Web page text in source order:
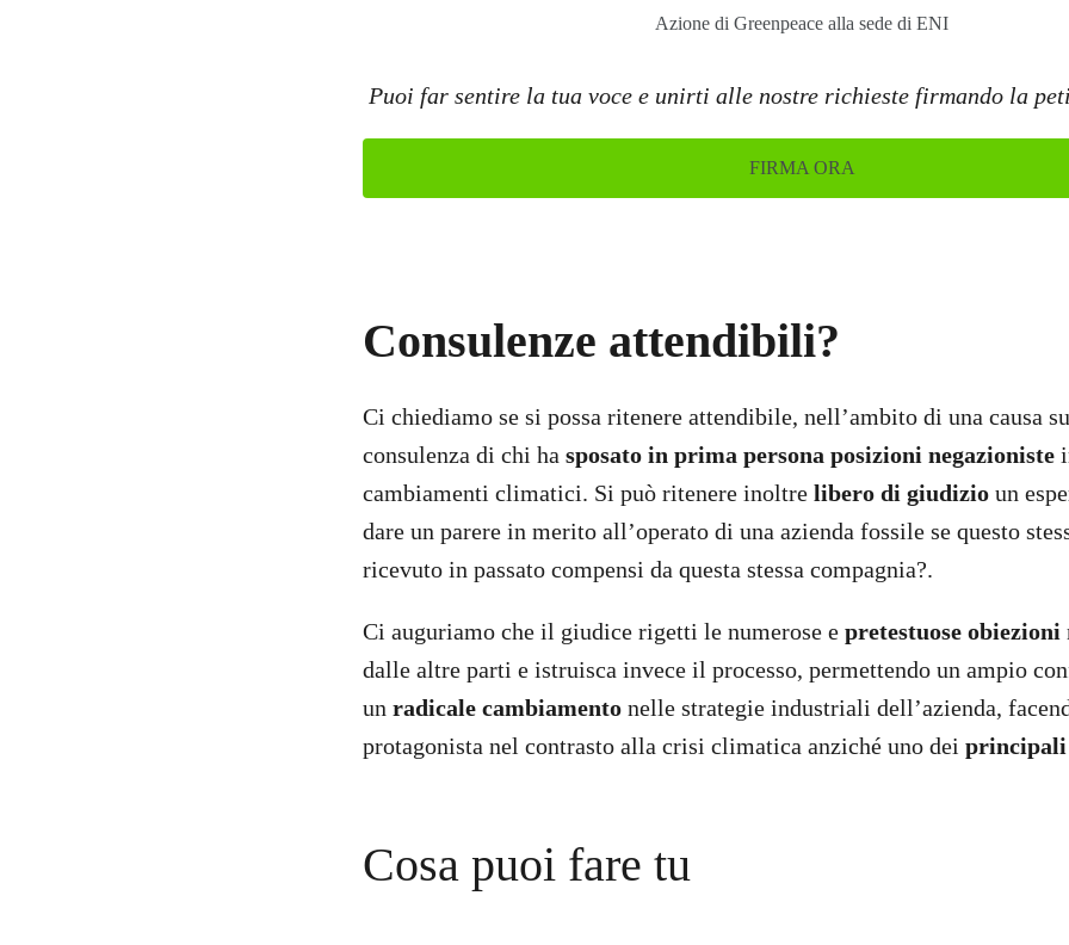
Azione di Greenpeace alla sede di ENI
Puoi far sentire la tua voce e unirti alle nostre richieste firmando la
FIRMA ORA
Consulenze attendibili?
Ci chiediamo se si possa ritenere attendibile, nell’ambito di una causa
consulenza di chi ha sposato in prima persona posizioni negazioniste
cambiamenti climatici. Si può ritenere inoltre libero di giudizio un
dare un parere in merito all’operato di una azienda fossile se questo
ricevuto in passato compensi da questa stessa compagnia?.
Ci auguriamo che il giudice rigetti le numerose e pretestuose obiezioni
dalle altre parti e istruisca invece il processo, permettendo un ampio
un radicale cambiamento nelle strategie industriali dell’azienda,
protagonista nel contrasto alla crisi climatica anziché uno dei principali
Cosa puoi fare tu